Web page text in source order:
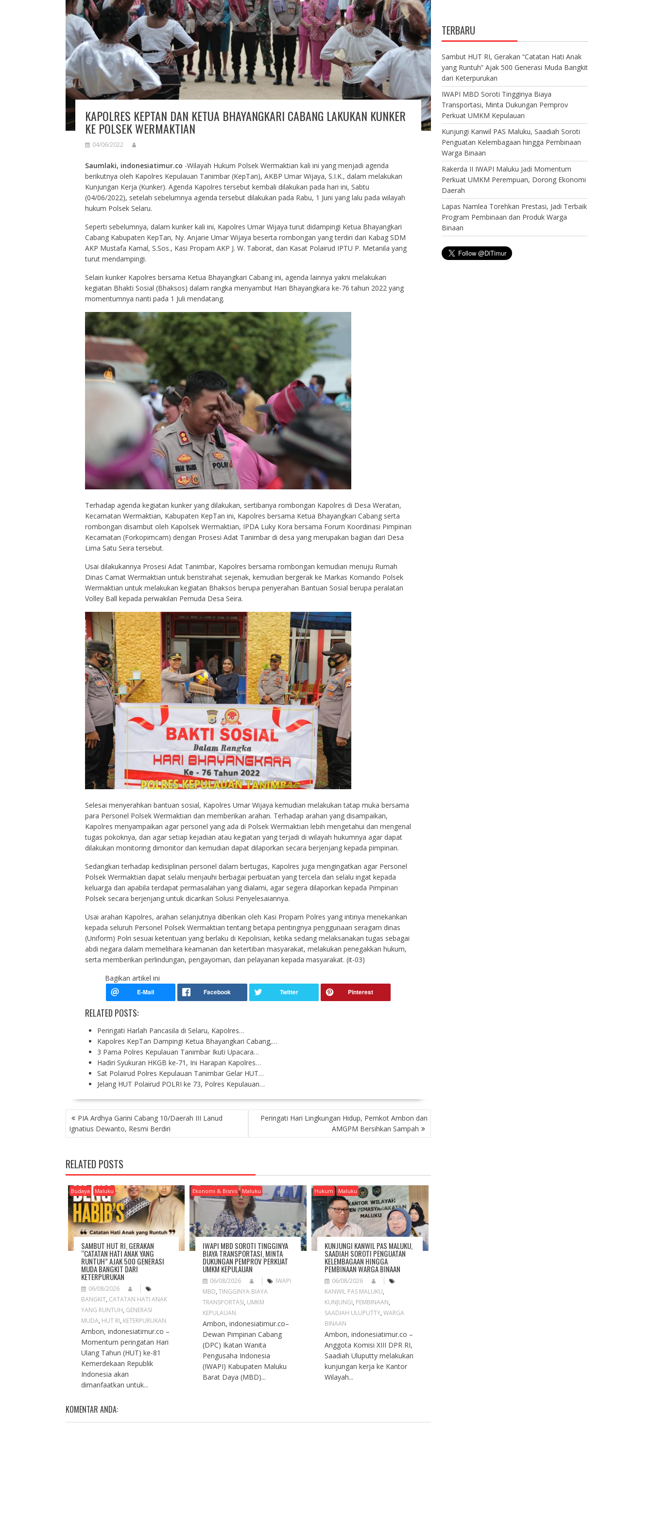
KAPOLRES KEPTAN DAN KETUA BHAYANGKARI CABANG LAKUKAN KUNKER
KE POLSEK WERMAKTIAN
04/06/2022
Saumlaki, indonesiatimur.co -Wilayah Hukum Polsek Wermaktian kali ini yang menjadi agenda
berikutnya oleh Kapolres Kepulauan Tanimbar (KepTan), AKBP Umar Wijaya, S.I.K., dalam melakukan
Kunjungan Kerja (Kunker). Agenda Kapolres tersebut kembali dilakukan pada hari ini, Sabtu
(04/06/2022), setelah sebelumnya agenda tersebut dilakukan pada Rabu, 1 Juni yang lalu pada wilayah
hukum Polsek Selaru.
Seperti sebelumnya, dalam kunker kali ini, Kapolres Umar Wijaya turut didampingi Ketua Bhayangkari
Cabang Kabupaten KepTan, Ny. Anjarie Umar Wijaya beserta rombongan yang terdiri dari Kabag SDM
AKP Mustafa Kamal, S.Sos., Kasi Propam AKP J. W. Taborat, dan Kasat Polairud IPTU P. Metanila yang
turut mendampingi.
Selain kunker Kapolres bersama Ketua Bhayangkari Cabang ini, agenda lainnya yakni melakukan
kegiatan Bhakti Sosial (Bhaksos) dalam rangka menyambut Hari Bhayangkara ke-76 tahun 2022 yang
momentumnya nanti pada 1 Juli mendatang.
Terhadap agenda kegiatan kunker yang dilakukan, sertibanya rombongan Kapolres di Desa Weratan,
Kecamatan Wermaktian, Kabupaten KepTan ini, Kapolres bersama Ketua Bhayangkari Cabang serta
rombongan disambut oleh Kapolsek Wermaktian, IPDA Luky Kora bersama Forum Koordinasi Pimpinan
Kecamatan (Forkopimcam) dengan Prosesi Adat Tanimbar di desa yang merupakan bagian dari Desa
Lima Satu Seira tersebut.
Usai dilakukannya Prosesi Adat Tanimbar, Kapolres bersama rombongan kemudian menuju Rumah
Dinas Camat Wermaktian untuk beristirahat sejenak, kemudian bergerak ke Markas Komando Polsek
Wermaktian untuk melakukan kegiatan Bhaksos berupa penyerahan Bantuan Sosial berupa peralatan
Volley Ball kepada perwakilan Pemuda Desa Seira.
Selesai menyerahkan bantuan sosial, Kapolres Umar Wijaya kemudian melakukan tatap muka bersama
para Personel Polsek Wermaktian dan memberikan arahan. Terhadap arahan yang disampaikan,
Kapolres menyampaikan agar personel yang ada di Polsek Wermaktian lebih mengetahui dan mengenal
tugas pokoknya, dan agar setiap kejadian atau kegiatan yang terjadi di wilayah hukumnya agar dapat
dilakukan monitoring dimonitor dan kemudian dapat dilaporkan secara berjenjang kepada pimpinan.
Sedangkan terhadap kedisiplinan personel dalam bertugas, Kapolres juga mengingatkan agar Personel
Polsek Wermaktian dapat selalu menjauhi berbagai perbuatan yang tercela dan selalu ingat kepada
keluarga dan apabila terdapat permasalahan yang dialami, agar segera dilaporkan kepada Pimpinan
Polsek secara berjenjang untuk dicarikan Solusi Penyelesaiannya.
Usai arahan Kapolres, arahan selanjutnya diberikan oleh Kasi Propam Polres yang intinya menekankan
kepada seluruh Personel Polsek Wermaktian tentang betapa pentingnya penggunaan seragam dinas
(Uniform) Polri sesuai ketentuan yang berlaku di Kepolisian, ketika sedang melaksanakan tugas sebagai
abdi negara dalam memelihara keamanan dan ketertiban masyarakat, melakukan penegakkan hukum,
serta memberikan perlindungan, pengayoman, dan pelayanan kepada masyarakat. (it-03)
Bagikan artikel ini
RELATED POSTS:
Peringati Harlah Pancasila di Selaru, Kapolres…
Kapolres KepTan Dampingi Ketua Bhayangkari Cabang,…
3 Pama Polres Kepulauan Tanimbar Ikuti Upacara…
Hadiri Syukuran HKGB ke-71, Ini Harapan Kapolres…
Sat Polairud Polres Kepulauan Tanimbar Gelar HUT…
Jelang HUT Polairud POLRI ke 73, Polres Kepulauan…
P
O
S
N
A
V
G
A
T
O
N
PIA Ardhya Garini Cabang 10/Daerah III Lanud
Ignatius Dewanto, Resmi Berdiri
Peringati Hari Lingkungan Hidup, Pemkot Ambon dan
AMGPM Bersihkan Sampah
RELATED POSTS
Budaya Maluku
SAMBUT HUT RI, GERAKAN
“CATATAN HATI ANAK YANG
RUNTUH” AJAK 500 GENERASI
MUDA BANGKIT DARI
KETERPURUKAN
06/08/2026
BANGKIT, CATATAN HATI ANAK
YANG RUNTUH, GENERASI
MUDA, HUT RI, KETERPURUKAN
Ambon, indonesiatimur.co –
Momentum peringatan Hari
Ulang Tahun (HUT) ke-81
Kemerdekaan Republik
Indonesia akan
dimanfaatkan untuk...
Ekonomi & Bisnis Maluku
IWAPI MBD SOROTI TINGGINYA
BIAYA TRANSPORTASI, MINTA
DUKUNGAN PEMPROV PERKUAT
UMKM KEPULAUAN
06/08/2026
IWAPI
MBD,TINGGINYA BIAYA
TRANSPORTASI, UMKM
KEPULAUAN
Ambon, indonesiatimur.co–
Dewan Pimpinan Cabang
(DPC) Ikatan Wanita
Pengusaha Indonesia
(IWAPI) Kabupaten Maluku
Barat Daya (MBD)...
Hukum Maluku
KUNJUNGI KANWIL PAS MALUKU,
SAADIAH SOROTI PENGUATAN
KELEMBAGAAN HINGGA
PEMBINAAN WARGA BINAAN
06/08/2026
KANWIL PAS MALUKU,
KUNJUNGI, PEMBINAAN,
SAADIAH ULUPUTTY,WARGA
BINAAN
Ambon, indonesiatimur.co –
Anggota Komisi XIII DPR RI,
Saadiah Uluputty melakukan
kunjungan kerja ke Kantor
Wilayah...
KOMENTAR ANDA:
TERBARU
Sambut HUT RI, Gerakan “Catatan Hati Anak
yang Runtuh” Ajak 500 Generasi Muda Bangkit
dari Keterpurukan
IWAPI MBD Soroti Tingginya Biaya
Transportasi, Minta Dukungan Pemprov
Perkuat UMKM Kepulauan
Kunjungi Kanwil PAS Maluku, Saadiah Soroti
Penguatan Kelembagaan hingga Pembinaan
Warga Binaan
Rakerda II IWAPI Maluku Jadi Momentum
Perkuat UMKM Perempuan, Dorong Ekonomi
Daerah
Lapas Namlea Torehkan Prestasi, Jadi Terbaik
Program Pembinaan dan Produk Warga
Binaan